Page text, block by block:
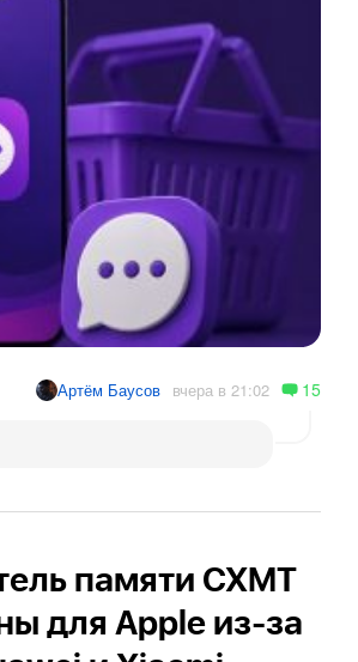
Артём Баусов вчера в 21:02 15
памяти CXMT
для Apple из-за